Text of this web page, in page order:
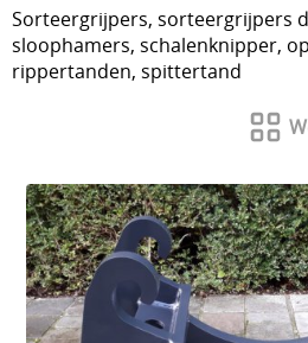
Graafmachines & grondverzet
Generatoren
Specifiek materiaal en
Draai-en freeswerk
Sorteergrijpers, sorteergrijpers
sloophamers, schalenknipper,
rippertanden, spittertand